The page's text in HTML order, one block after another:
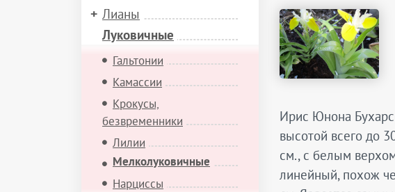
Лианы
Луковичные
Гальтонии
Камассии
Крокусы,
безвременники
Лилии
Мелколуковичные
Нарциссы
Ирис Юнона
высотой всего до
см., с белым
линейный, похож